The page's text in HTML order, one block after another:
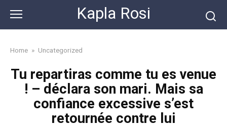
content
Kapla Rosi
Home » Uncategorized
Tu repartiras comme tu es venue
! – déclara son mari. Mais sa
confiance excessive s’est
retournée contre lui